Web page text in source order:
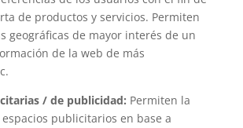
de productos y servicios. Permiten
geográficas de mayor interés de un
de la web de más
/ de publicidad: Permiten la
publicitarios en base a